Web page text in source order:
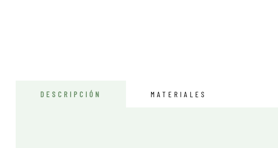
DESCRIPCIÓN MATERIALES